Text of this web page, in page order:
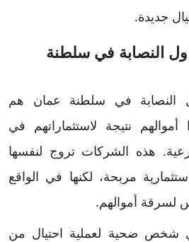
جديدة.
النصابة في سلطنة
النصابة في سلطنة عمان هم
نتيجة لاستثماراتهم في
هذه الشركات تروج لنفسها
مربحة، لكنها في الواقع
لسرقة أموالهم.
شخص ضحية لعملية احتيال من